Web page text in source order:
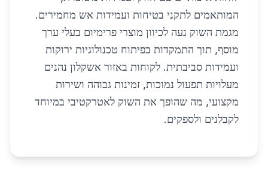
המותאמים לתקני בטיחות ועמידות אש מחמירים.
מגמת השוק נעה לכיוון מוצרי פרימיום בעלי ערך
מוסף, תוך התמקדות בפיתוח טכנולוגיות ירוקות
ועמידות סביבתית. לקוחות באזור אשקלון נהנים
מעלויות תפעול נמוכות, זמינות גבוהה ושירות
מקצועי, מה שהופך את השוק לאטרקטיבי במיוחד
לקבלנים ולספקים.